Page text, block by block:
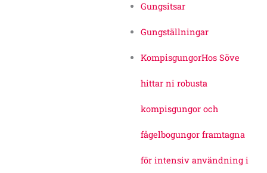
Gungsitsar
Gungställningar
KompisgungorHos Söve
hittar ni robusta
kompisgungor och
fågelbogungor framtagna
för intensiv användning i